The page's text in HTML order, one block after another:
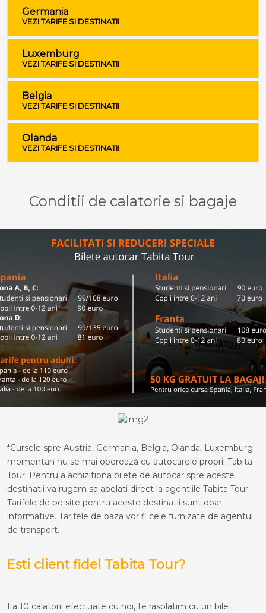
Germania
VEZI TARIFE SI DESTINATII
Luxemburg
VEZI TARIFE SI DESTINATII
Belgia
VEZI TARIFE SI DESTINATII
Olanda
VEZI TARIFE SI DESTINATII
Conditii de calatorie si bagaje
*Cursele spre Austria, Germania, Belgia, Olanda, Luxemburg
momentan nu se mai operează cu autocarele proprii Tabita
Tour. Pentru a achizitiona bilete de autocar spre aceste
destinatii va rugam sa apelati direct la agentiile Tabita Tour.
Tarifele de pe site pentru aceste destinatii sunt doar
informative. Tarifele de baza vor fi cele furnizate de agentul
de transport.
Esti client fidel Tabita Tour?
La 10 calatorii efectuate cu noi, te rasplatim cu un bilet